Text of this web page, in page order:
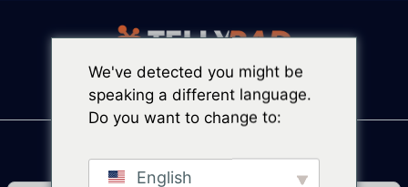
SSL-sikret betaling
We've detected you might be
speaking a different language.
Do you want to change to:
English